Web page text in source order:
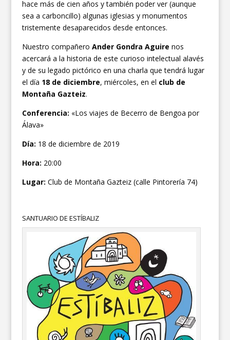
hace más de cien años y también poder ver (aunque
sea a carboncillo) algunas iglesias y monumentos
tristemente desaparecidos desde entonces.
Nuestro compañero Ander Gondra Aguire nos
acercará a la historia de este curioso intelectual alavés
y de su legado pictórico en una charla que tendrá lugar
el día 18 de diciembre, miércoles, en el club de
Montaña Gazteiz.
Conferencia: «Los viajes de Becerro de Bengoa por
Álava»
Día: 18 de diciembre de 2019
Hora: 20:00
Lugar: Club de Montaña Gazteiz (calle Pintorería 74)
SANTUARIO DE ESTÍBALIZ